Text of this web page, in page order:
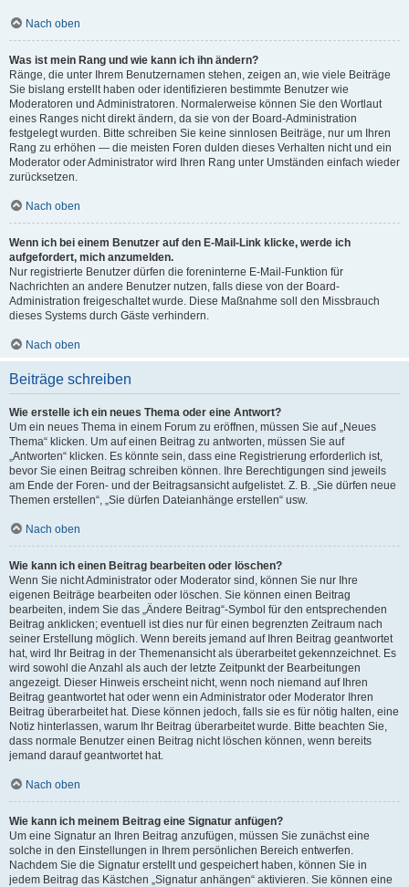
Nach oben
Was ist mein Rang und wie kann ich ihn ändern?
Ränge, die unter Ihrem Benutzernamen stehen, zeigen an, wie viele Beiträge
Sie bislang erstellt haben oder identifizieren bestimmte Benutzer wie
Moderatoren und Administratoren. Normalerweise können Sie den Wortlaut
eines Ranges nicht direkt ändern, da sie von der Board-Administration
festgelegt wurden. Bitte schreiben Sie keine sinnlosen Beiträge, nur um Ihren
Rang zu erhöhen — die meisten Foren dulden dieses Verhalten nicht und ein
Moderator oder Administrator wird Ihren Rang unter Umständen einfach wieder
zurücksetzen.
Nach oben
Wenn ich bei einem Benutzer auf den E-Mail-Link klicke, werde ich
aufgefordert, mich anzumelden.
Nur registrierte Benutzer dürfen die foreninterne E-Mail-Funktion für
Nachrichten an andere Benutzer nutzen, falls diese von der Board-
Administration freigeschaltet wurde. Diese Maßnahme soll den Missbrauch
dieses Systems durch Gäste verhindern.
Nach oben
Beiträge schreiben
Wie erstelle ich ein neues Thema oder eine Antwort?
Um ein neues Thema in einem Forum zu eröffnen, müssen Sie auf „Neues
Thema“ klicken. Um auf einen Beitrag zu antworten, müssen Sie auf
„Antworten“ klicken. Es könnte sein, dass eine Registrierung erforderlich ist,
bevor Sie einen Beitrag schreiben können. Ihre Berechtigungen sind jeweils
am Ende der Foren- und der Beitragsansicht aufgelistet. Z. B. „Sie dürfen neue
Themen erstellen“, „Sie dürfen Dateianhänge erstellen“ usw.
Nach oben
Wie kann ich einen Beitrag bearbeiten oder löschen?
Wenn Sie nicht Administrator oder Moderator sind, können Sie nur Ihre
eigenen Beiträge bearbeiten oder löschen. Sie können einen Beitrag
bearbeiten, indem Sie das „Ändere Beitrag“-Symbol für den entsprechenden
Beitrag anklicken; eventuell ist dies nur für einen begrenzten Zeitraum nach
seiner Erstellung möglich. Wenn bereits jemand auf Ihren Beitrag geantwortet
hat, wird Ihr Beitrag in der Themenansicht als überarbeitet gekennzeichnet. Es
wird sowohl die Anzahl als auch der letzte Zeitpunkt der Bearbeitungen
angezeigt. Dieser Hinweis erscheint nicht, wenn noch niemand auf Ihren
Beitrag geantwortet hat oder wenn ein Administrator oder Moderator Ihren
Beitrag überarbeitet hat. Diese können jedoch, falls sie es für nötig halten, eine
Notiz hinterlassen, warum Ihr Beitrag überarbeitet wurde. Bitte beachten Sie,
dass normale Benutzer einen Beitrag nicht löschen können, wenn bereits
jemand darauf geantwortet hat.
Nach oben
Wie kann ich meinem Beitrag eine Signatur anfügen?
Um eine Signatur an Ihren Beitrag anzufügen, müssen Sie zunächst eine
solche in den Einstellungen in Ihrem persönlichen Bereich entwerfen.
Nachdem Sie die Signatur erstellt und gespeichert haben, können Sie in
jedem Beitrag das Kästchen „Signatur anhängen“ aktivieren. Sie können eine